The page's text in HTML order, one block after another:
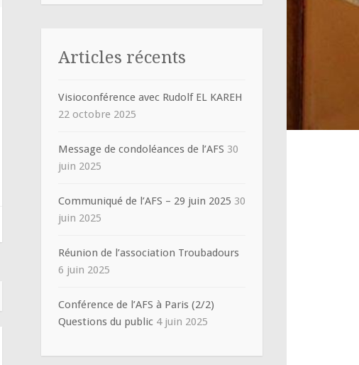
Articles récents
Visioconférence avec Rudolf EL KAREH
22 octobre 2025
Message de condoléances de l’AFS 30
juin 2025
Communiqué de l’AFS – 29 juin 2025 30
juin 2025
Réunion de l’association Troubadours
6 juin 2025
Conférence de l’AFS à Paris (2/2)
Questions du public 4 juin 2025